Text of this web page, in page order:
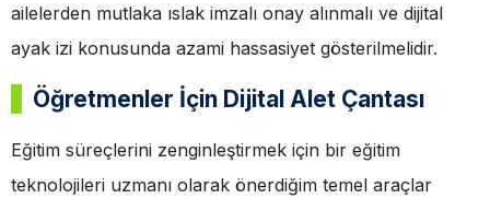
ailelerden mutlaka ıslak imzalı onay alınmalı ve dijital
ayak izi konusunda azami hassasiyet gösterilmelidir.
Öğretmenler İçin Dijital Alet Çantası
Eğitim süreçlerini zenginleştirmek için bir eğitim
teknolojileri uzmanı olarak önerdiğim temel araçlar